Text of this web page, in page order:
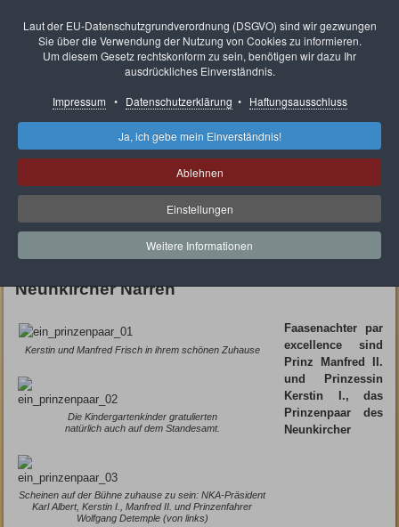
Neunkircher Karnevals
Ausschuss e.V.
Aktuelle Seite:
Prinzenpaar Vorstellung 2011/2012
Ein Prinzenpaar wie aus dem
Neunkircher Narren
Kerstin und Manfred Frisch in ihrem schönen Zuhause
Die Kindergartenkinder gratulierten
natürlich auch auf dem Standesamt.
Scheinen auf der Bühne zuhause zu sein: NKA-Präsident
Karl Albert, Kerstin I., Manfred II. und Prinzenfahrer
Wolfgang Detemple (von links)
Faasenachter par
excellence sind
Prinz Manfred II.
und Prinzessin
Kerstin I., das
Prinzenpaar des
Neunkircher
Laut der EU-Datenschutzgrundverordnung (DSGVO) sind wir gezwungen
Sie über die Verwendung der Nutzung von Cookies zu informieren.
Um diesem Gesetz rechtskonform zu sein, benötigen wir dazu Ihr
ausdrückliches Einverständnis.
Impressum • Datenschutzerklärung • Haftungsausschluss
Ja, ich gebe mein Einverständnis!
Ablehnen
Einstellungen
Weitere Informationen